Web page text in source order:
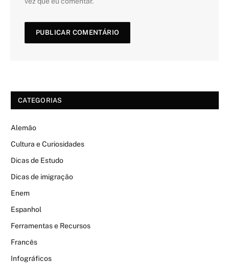
CATEGORIAS
Alemão
Cultura e Curiosidades
Dicas de Estudo
Dicas de imigração
Enem
Espanhol
Ferramentas e Recursos
Francês
Infográficos